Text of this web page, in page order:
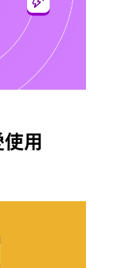
用